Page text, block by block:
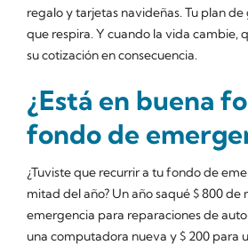
regalo y tarjetas navideñas. Tu plan
que respira. Y cuando la vida cambie,
su cotización en consecuencia.
¿Está en buena
fondo de
¿Tuviste que recurrir a tu fondo de
mitad del año? Un año saqué $ 800 de
emergencia para reparaciones de
una computadora nueva y $ 200 para